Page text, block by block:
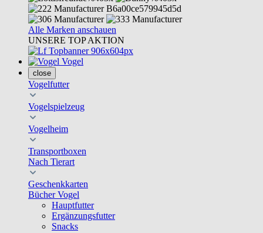
Alle Marken anschauen
UNSERE TOP AKTION
Vogel
close
Vogelfutter
Vogelspielzeug
Vogelheim
Transportboxen
Nach Tierart
Geschenkkarten
Bücher Vogel
Hauptfutter
Ergänzungsfutter
Snacks